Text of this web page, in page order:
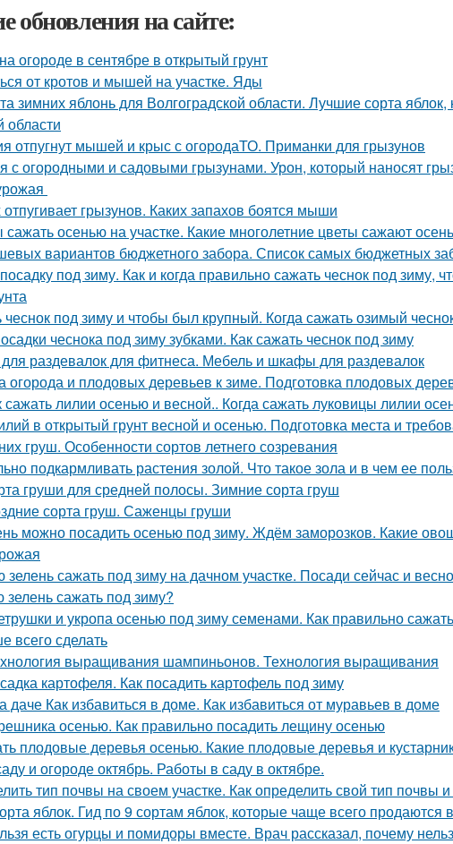
обновления на сайте:
огороде в сентябре в открытый грунт
от кротов и мышей на участке. Яды
зимних яблонь для Волгоградской области. Лучшие сорта
области
отпугнут мышей и крыс с огородаТО. Приманки для грызунов
с огородными и садовыми грызунами. Урон, который наносят
отпугивает грызунов. Каких запахов боятся мыши
сажать осенью на участке. Какие многолетние цветы сажают
вариантов бюджетного забора. Список самых бюджетных
под зиму. Как и когда правильно сажать чеснок под зиму,
чеснок под зиму и чтобы был крупный. Когда сажать озимый
чеснока под зиму зубками. Как сажать чеснок под зиму
раздевалок для фитнеса. Мебель и шкафы для раздевалок
огорода и плодовых деревьев к зиме. Подготовка плодовых
сажать лилии осенью и весной.. Когда сажать луковицы лилии
в открытый грунт весной и осенью. Подготовка места и
груш. Особенности сортов летнего созревания
подкармливать растения золой. Что такое зола и в чем ее
груши для средней полосы. Зимние сорта груш
сорта груш. Саженцы груши
можно посадить осенью под зиму. Ждём заморозков. Какие
зелень сажать под зиму на дачном участке. Посади сейчас и
сажать под зиму?
и укропа осенью под зиму семенами. Как правильно
всего сделать
выращивания шампиньонов. Технология выращивания
картофеля. Как посадить картофель под зиму
даче Как избавиться в доме. Как избавиться от муравьев в доме
осенью. Как правильно посадить лещину осенью
плодовые деревья осенью. Какие плодовые деревья и
и огороде октябрь. Работы в саду в октябре.
тип почвы на своем участке. Как определить свой тип почвы
яблок. Гид по 9 сортам яблок, которые чаще всего продаются
есть огурцы и помидоры вместе. Врач рассказал, почему